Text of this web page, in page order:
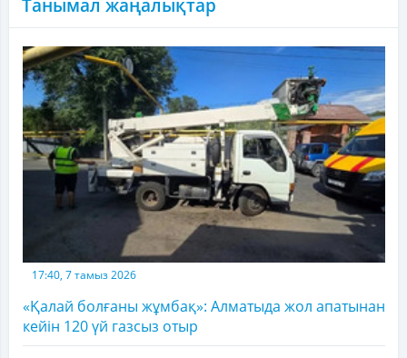
Танымал жаңалықтар
17:40, 7 тамыз 2026
«Қалай болғаны жұмбақ»: Алматыда жол апатынан
кейін 120 үй газсыз отыр